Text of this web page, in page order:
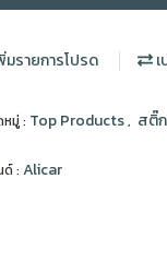
มรายการโปรด
มู่ : Top Products, สติ๊
ด์ : Alicar